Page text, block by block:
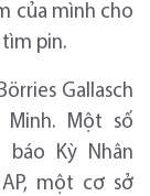
của mình cho
tìm pin.
Gallasch
Minh. Một số
báo Kỳ Nhân
một cơ sở